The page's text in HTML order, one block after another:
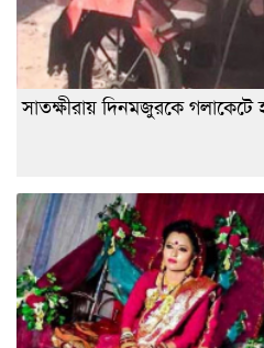
সাতক্ষীরায় দিনমজুরকে গলাকেটে